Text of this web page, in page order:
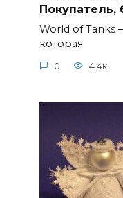
Покупатель,
World of
которая
0 4.4к.